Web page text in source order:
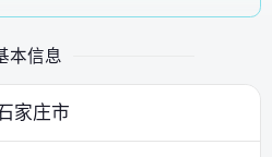
本信息
家庄市